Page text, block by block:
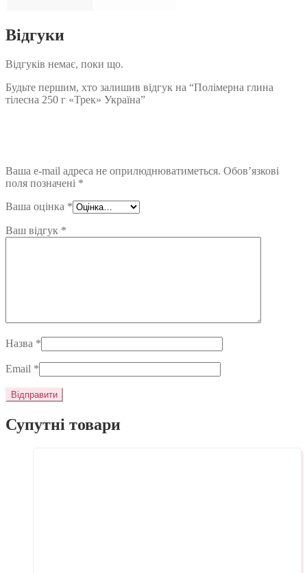
Відгуки
Відгуків немає, поки що.
Будьте першим, хто залишив відгук на “Полімерна глина
тілесна 250 г «Трек» Україна”
Ваша e-mail адреса не оприлюднюватиметься. Обов’язкові
поля позначені *
Ваша оцінка *
Ваш відгук *
Назва *
Email *
Супутні товари